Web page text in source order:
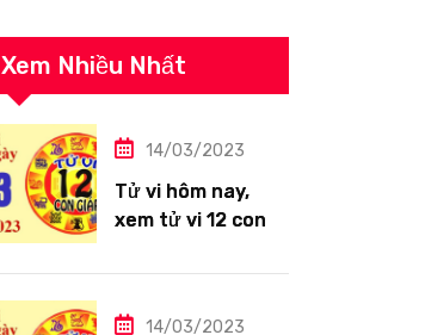
Xem Nhiều Nhất
14/03/2023
Tử vi hôm nay,
xem tử vi 12 con
14/3/2023: Tuổi
14/03/2023